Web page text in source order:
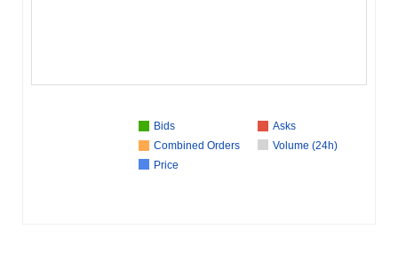
Bids
Asks
Combined Orders
Volume (24h)
Price